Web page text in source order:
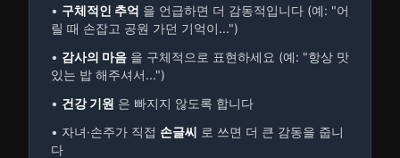
• 구체적인 추억 을 언급하면 더 감동적입니다 (예: "어
릴 때 손잡고 공원 가던 기억이...")
• 감사의 마음 을 구체적으로 표현하세요 (예: "항상 맛
있는 밥 해주셔서...")
• 건강 기원 은 빠지지 않도록 합니다
• 자녀·손주가 직접 손글씨 로 쓰면 더 큰 감동을 줍니
다